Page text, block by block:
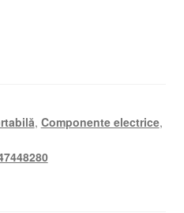
, Componente electrice,